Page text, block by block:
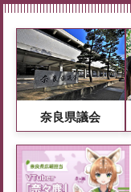
奈良県議会